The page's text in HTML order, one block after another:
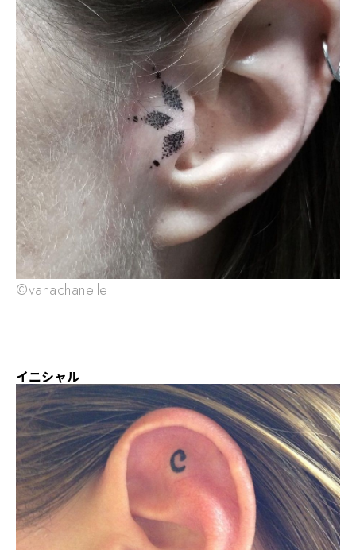
©vanachanelle
イニシャル